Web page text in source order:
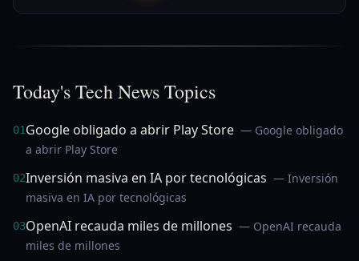
Today's Tech News Topics
01Google obligado a abrir Play Store — Google obligado
a abrir Play Store
02Inversión masiva en IA por tecnológicas — Inversión
masiva en IA por tecnológicas
03OpenAI recauda miles de millones — OpenAI recauda
miles de millones